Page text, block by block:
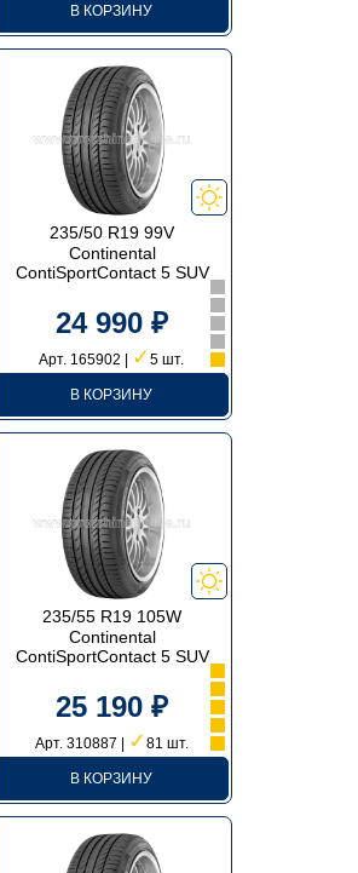
В КОРЗИНУ
235/50 R19 99V
Continental
ContiSportContact 5 SUV
24 990 ₽
Арт. 165902 | ✓5 шт.
В КОРЗИНУ
235/55 R19 105W
Continental
ContiSportContact 5 SUV
25 190 ₽
Арт. 310887 | ✓ 81 шт.
В КОРЗИНУ